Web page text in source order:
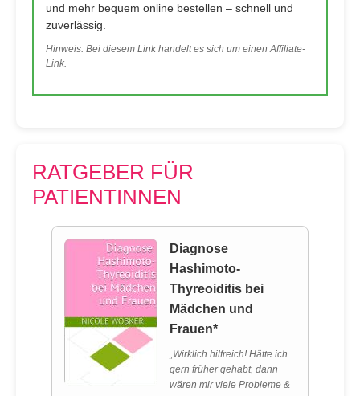
und mehr bequem online bestellen – schnell und
zuverlässig.
Hinweis: Bei diesem Link handelt es sich um einen Affiliate-
Link.
RATGEBER FÜR
PATIENTINNEN
Diagnose
Hashimoto-
Thyreoiditis bei
Mädchen und
Frauen*
„Wirklich hilfreich! Hätte ich
gern früher gehabt, dann
wären mir viele Probleme &